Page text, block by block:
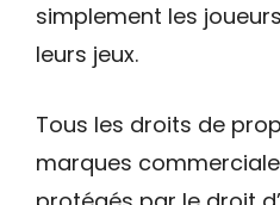
simplement les
leurs jeux.
Tous les droits de
marques